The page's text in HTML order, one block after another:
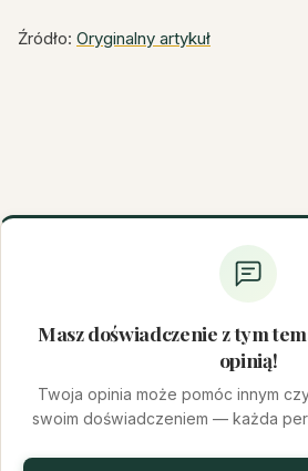
Źródło: Oryginalny artykuł
Masz doświadczenie z tym
opinią!
Twoja opinia może pomóc innym
swoim doświadczeniem — każda